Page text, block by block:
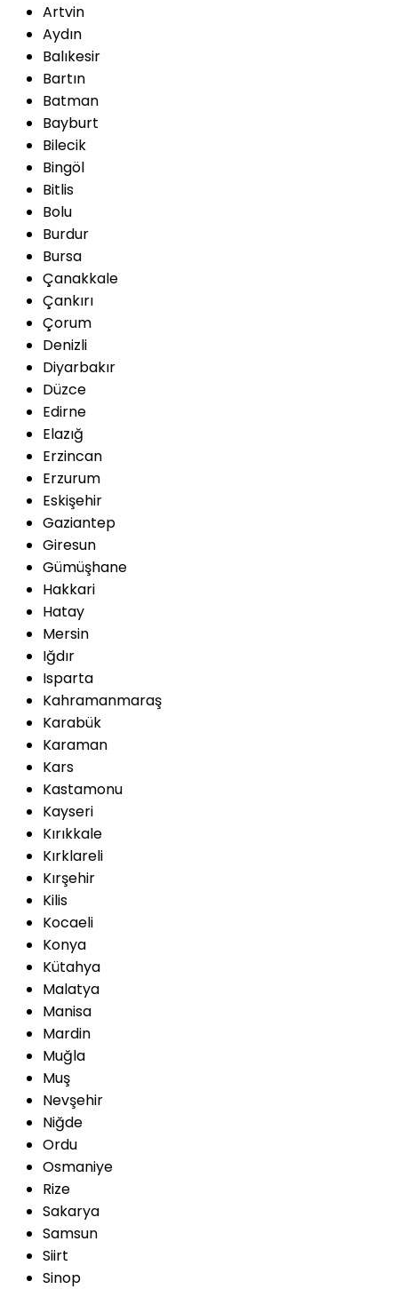
Artvin
Aydın
Balıkesir
Bartın
Batman
Bayburt
Bilecik
Bingöl
Bitlis
Bolu
Burdur
Bursa
Çanakkale
Çankırı
Çorum
Denizli
Diyarbakır
Düzce
Edirne
Elazığ
Erzincan
Erzurum
Eskişehir
Gaziantep
Giresun
Gümüşhane
Hakkari
Hatay
Mersin
Iğdır
Isparta
Kahramanmaraş
Karabük
Karaman
Kars
Kastamonu
Kayseri
Kırıkkale
Kırklareli
Kırşehir
Kilis
Kocaeli
Konya
Kütahya
Malatya
Manisa
Mardin
Muğla
Muş
Nevşehir
Niğde
Ordu
Osmaniye
Rize
Sakarya
Samsun
Siirt
Sinop